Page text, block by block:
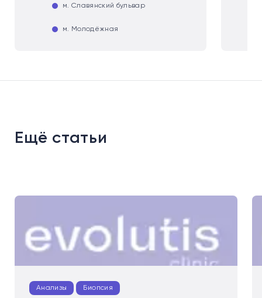
м. Славянский бульвар
м. Молодёжная
Ещё статьи
Анализы Биопсия